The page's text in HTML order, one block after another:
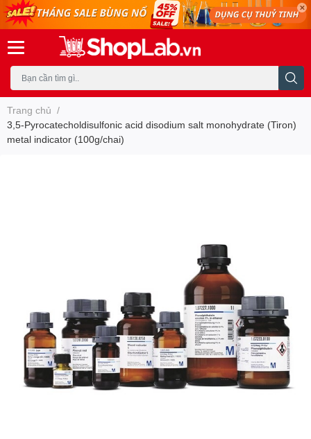
Trang chủ /
3,5-Pyrocatecholdisulfonic acid disodium salt monohydrate (Tiron)
metal indicator (100g/chai)